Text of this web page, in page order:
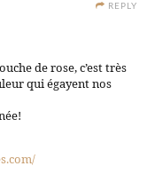
REPLY
de rose, c’est très
qui égayent nos